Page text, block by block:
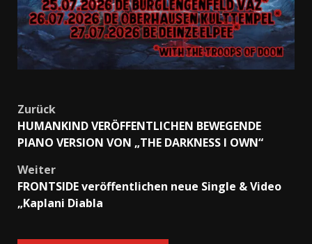
Beitragsnavigation
Zurück
HUMANKIND VERÖFFENTLICHEN BEWEGENDE
PIANO VERSION VON „THE DARKNESS I OWN“
Weiter
FRONTSIDE veröffentlichen neue Single & Video
„Kaplani Diabla